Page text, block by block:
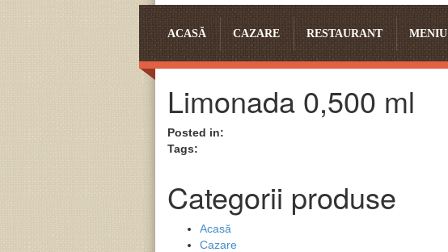
ACASĂ CAZARE RESTAURANT MENIU
Limonada 0,500 ml
Posted in:
Tags:
Categorii produse
Acasă
Cazare